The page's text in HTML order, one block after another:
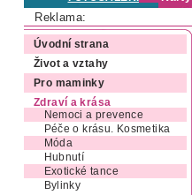
Reklama:
Úvodní strana
Život a vztahy
Pro maminky
Zdraví a krása
Nemoci a prevence
Péče o krásu. Kosmetika
Móda
Hubnutí
Exotické tance
Bylinky